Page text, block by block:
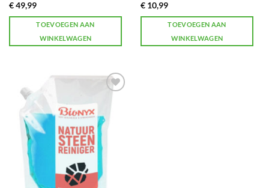
€49,99
TOEVOEGEN AAN
WINKELWAGEN
€10,99
TOEVOEGEN AAN
WINKELWAGEN
verlanglijst